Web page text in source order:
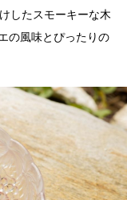
したスモーキーな木
の風味とぴったりの